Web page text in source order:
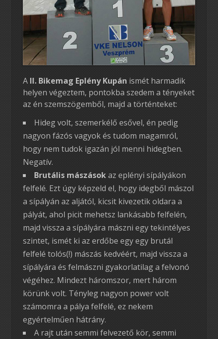
A II. Bikemag Eplény Kupán ismét harmadik
helyen végeztem, pontokba szedem a tényeket
az én szemszögemből, majd a történteket:
Hideg volt, szemerkélő esővel, én pedig
nagyon fázós vagyok és tudom magamról,
hogy nem tudok igazán jól menni hidegben.
Negatív.
Brutális mászásokaz eplényi sípályákon
felfelé. Ezt úgy képzeld el, hogy idegből mászol
a sípályán az aljától, kicsit kivezetik oldara a
pályát, ahol picit mehetsz lankásabb felfelén,
majd vissza a sípályára mászni egy tekintélyes
szintet, ismét ki az erdőbe egy egy brutál
felfelé tolós(!) mászás kedvéért, majd vissza a
sípályára és felmászni gyakorlatilag a felvonó
végéhez. Mindezt háromszor, mert három
körünk volt. Tényleg nagyon power volt
számomra a pálya felfelé, ez nekem
egyértelműen hátrány.
A rajt után semmi felvezető kör, semmi